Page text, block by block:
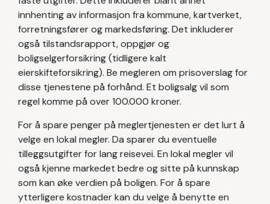
innhenting av informasjon fra kommune, kartverket,
forretningsfører og markedsføring. Det inkluderer
også tilstandsrapport, oppgjør og
boligselgerforsikring (tidligere kalt
eierskifteforsikring). Be megleren om prisoverslag for
disse tjenestene på forhånd. Et boligsalg vil som
regel komme på over 100.000 kroner.
For å spare penger på meglertjenesten er det lurt å
velge en lokal megler. Da sparer du eventuelle
tilleggsutgifter for lang reisevei. En lokal megler vil
også kjenne markedet bedre og sitte på kunnskap
som kan øke verdien på boligen. For å spare
ytterligere kostnader kan du velge å benytte en